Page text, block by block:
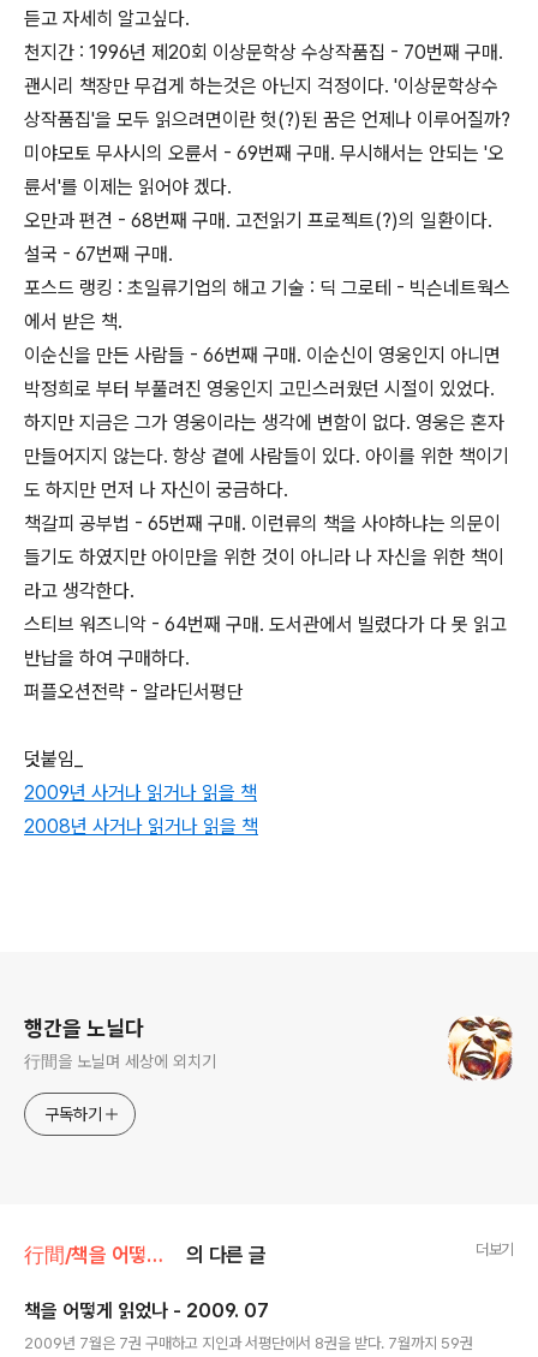
듣고 자세히 알고싶다.
천지간 : 1996년 제20회 이상문학상 수상작품집 - 70번째 구매.
괜시리 책장만 무겁게 하는것은 아닌지 걱정이다. '이상문학상수
상작품집'을 모두 읽으려면이란 헛(?)된 꿈은 언제나 이루어질까?
미야모토 무사시의 오륜서 - 69번째 구매. 무시해서는 안되는 '오
륜서'를 이제는 읽어야 겠다.
오만과 편견 - 68번째 구매. 고전읽기 프로젝트(?)의 일환이다.
설국 - 67번째 구매.
포스드 랭킹 : 초일류기업의 해고 기술 : 딕 그로테 - 빅슨네트웍스
에서 받은 책.
이순신을 만든 사람들 - 66번째 구매. 이순신이 영웅인지 아니면
박정희로 부터 부풀려진 영웅인지 고민스러웠던 시절이 있었다.
하지만 지금은 그가 영웅이라는 생각에 변함이 없다. 영웅은 혼자
만들어지지 않는다. 항상 곁에 사람들이 있다. 아이를 위한 책이기
도 하지만 먼저 나 자신이 궁금하다.
책갈피 공부법 - 65번째 구매. 이런류의 책을 사야하냐는 의문이
들기도 하였지만 아이만을 위한 것이 아니라 나 자신을 위한 책이
라고 생각한다.
스티브 워즈니악 - 64번째 구매. 도서관에서 빌렸다가 다 못 읽고
반납을 하여 구매하다.
퍼플오션전략 - 알라딘서평단
덧붙임_
2009년 사거나 읽거나 읽을 책
2008년 사거나 읽거나 읽을 책
행간을 노닐다
行間을 노닐며 세상에 외치기
구독하기
行間/책을 어떻게 읽었나 의 다른 글 더보기
책을 어떻게 읽었나 - 2009. 07
2009년 7월은 7권 구매하고 지인과 서평단에서 8권을 받다. 7월까지 59권